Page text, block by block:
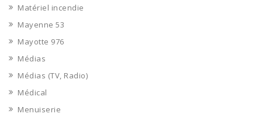
Matériel incendie
Mayenne 53
Mayotte 976
Médias
Médias (TV, Radio)
Médical
Menuiserie